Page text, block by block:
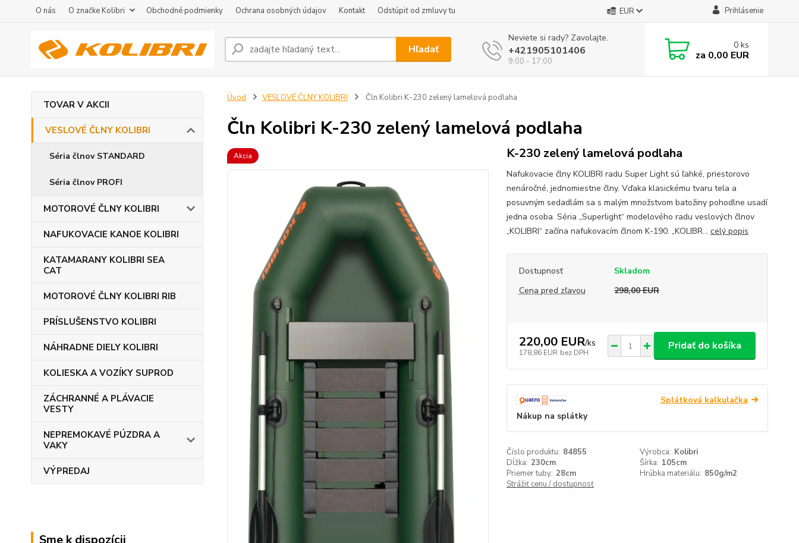
O nás O značke Kolibri Obchodné podmienky Ochrana osobných údajov Kontakt Odstúpiť od zmluvy tu EUR Prihlásenie
Hľadať
Neviete si rady? Zavolajte.
+421905101406
9:00 - 17:00
0 ks
za 0,00 EUR
TOVAR V AKCII
VESLOVÉ ČLNY KOLIBRI
Séria člnov STANDARD
Séria člnov PROFI
MOTOROVÉ ČLNY KOLIBRI
NAFUKOVACIE KANOE KOLIBRI
KATAMARANY KOLIBRI SEA
CAT
MOTOROVÉ ČLNY KOLIBRI RIB
PRÍSLUŠENSTVO KOLIBRI
NÁHRADNE DIELY KOLIBRI
KOLIESKA A VOZÍKY SUPROD
ZÁCHRANNÉ A PLÁVACIE
VESTY
NEPREMOKAVÉ PÚZDRA A
VAKY
VÝPREDAJ
Sme k dispozícii
Úvod VESLOVÉ ČLNY KOLIBRI Čln Kolibri K-230 zelený lamelová podlaha
Čln Kolibri K-230 zelený lamelová podlaha
Akcia K-230 zelený lamelová podlaha
Nafukovacie člny KOLIBRI radu Super Light sú ľahké, priestorovo
nenáročné, jednomiestne člny. Vďaka klasickému tvaru tela a
posuvným sedadlám sa s malým množstvom batožiny pohodlne usadí
jedna osoba. Séria „Superlight“ modelového radu veslových člnov
„KOLIBRI“ začína nafukovacím člnom K-190. „KOLIBR... celý popis
Dostupnosť
Skladom
Cena pred zľavou
298,00 EUR
220,00 EUR/ks
178,86 EUR bez DPH
Pridať do košíka
Splátková kalkulačka
Nákup na splátky
Číslo produktu: 84855 Výrobca: Kolibri
Dĺžka: 230cm Šírka: 105cm
Priemer tuby: 28cm Hrúbka materiálu: 850g/m2
Strážiť cenu / dostupnosť